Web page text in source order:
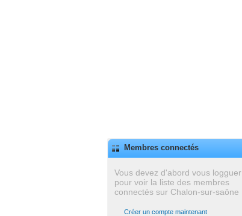
Membres connectés
Vous devez d'abord vous logguer
pour voir la liste des membres
connectés sur Chalon-sur-saône
Créer un compte maintenant